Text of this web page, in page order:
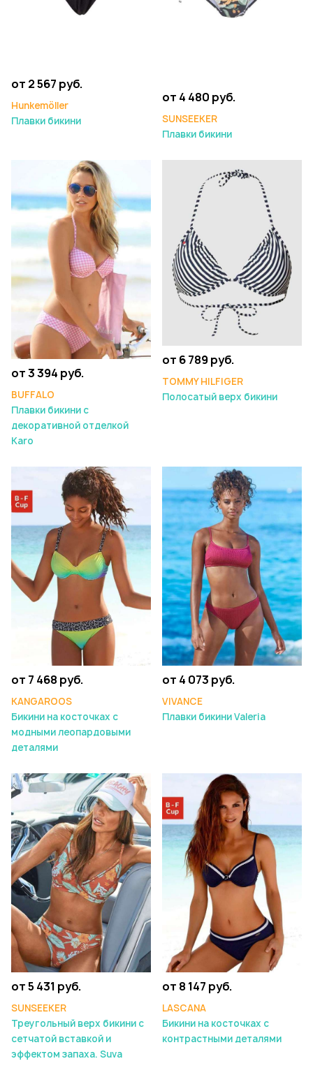
от 2 567 руб.
Hunkemöller
Плавки бикини
от 4 480 руб.
SUNSEEKER
Плавки бикини
от 3 394 руб.
BUFFALO
Плавки бикини с
декоративной отделкой
Karo
от 6 789 руб.
TOMMY HILFIGER
Полосатый верх бикини
от 7 468 руб.
KANGAROOS
Бикини на косточках с
модными леопардовыми
деталями
от 4 073 руб.
VIVANCE
Плавки бикини Valeria
от 5 431 руб.
SUNSEEKER
Треугольный верх бикини с
сетчатой вставкой и
эффектом запаха. Suva
от 8 147 руб.
LASCANA
Бикини на косточках с
контрастными деталями